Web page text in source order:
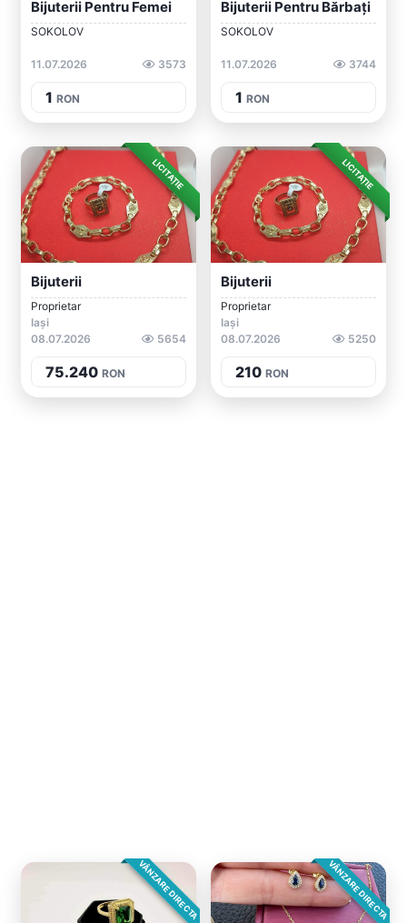
Bijuterii Pentru Femei
SOKOLOV
11.07.2026 3573
1 RON
Bijuterii Pentru Bărbați
SOKOLOV
11.07.2026 3744
1 RON
LICITAȚIE
Bijuterii
Proprietar
Iași
08.07.2026
5654
75.240 RON
LICITAȚIE
Bijuterii
Proprietar
Iași
08.07.2026
5250
210 RON
VÂNZARE DIRECTA VÂNZARE DIRECTA